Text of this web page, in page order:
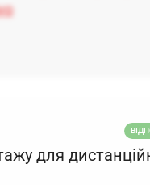
для